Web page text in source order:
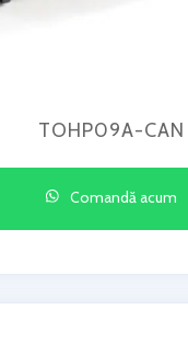
TOHP09A-CAN
Comandă acum